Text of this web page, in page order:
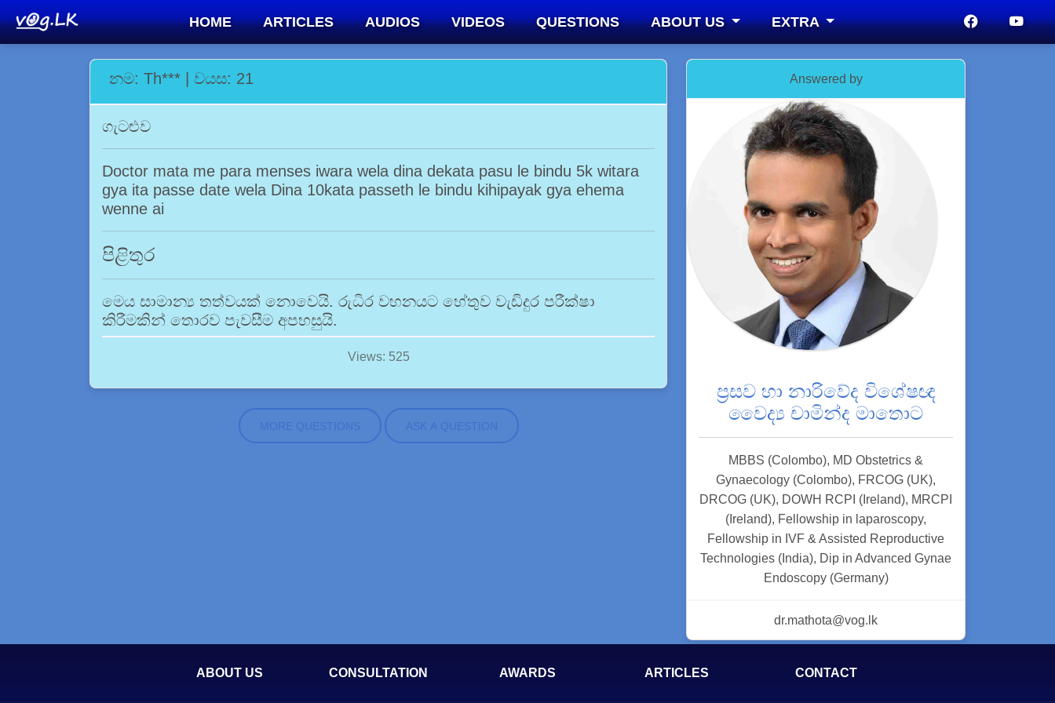
HOME ARTICLES AUDIOS VIDEOS QUESTIONS ABOUT US EXTRA
නම: Th*** | වයස: 21
ගැටළුව
Doctor mata me para menses iwara wela dina dekata pasu le bindu 5k witara
gya ita passe date wela Dina 10kata passeth le bindu kihipayak gya ehema
wenne ai
පිළිතුර
මෙය සාමාන්‍ය තත්වයක් නොවෙයි. රුධිර වහනයට හේතුව වැඩිදුර පරීක්ෂා
කිරීමකින් තොරව පැවසීම අපහසුයි.
Views: 525
MORE QUESTIONS ASK A QUESTION
Answered by
ප්‍රසව හා නාරිවේද විශේෂඥ
වෛද්‍ය චාමින්ද මාතොට
MBBS (Colombo), MD Obstetrics &
Gynaecology (Colombo), FRCOG (UK),
DRCOG (UK), DOWH RCPI (Ireland), MRCPI
(Ireland), Fellowship in laparoscopy,
Fellowship in IVF & Assisted Reproductive
Technologies (India), Dip in Advanced Gynae
Endoscopy (Germany)
dr.mathota@vog.lk
ABOUT US CONSULTATION AWARDS ARTICLES CONTACT